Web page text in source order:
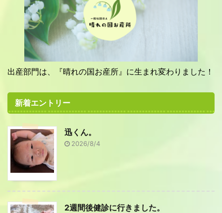
出産部門は、『晴れの国お産所』に生まれ変わりました！
新着エントリー
迅くん。
2026/8/4
2週間後健診に行きました。